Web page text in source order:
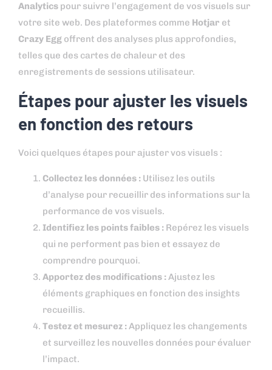
Analytics pour suivre l’engagement de vos visuels sur
votre site web. Des plateformes comme Hotjar et
Crazy Egg offrent des analyses plus approfondies,
telles que des cartes de chaleur et des
enregistrements de sessions utilisateur.
Étapes pour ajuster les visuels
en fonction des retours
Voici quelques étapes pour ajuster vos visuels :
Collectez les données : Utilisez les outils
d’analyse pour recueillir des informations sur la
performance de vos visuels.
Identifiez les points faibles : Repérez les visuels
qui ne performent pas bien et essayez de
comprendre pourquoi.
Apportez des modifications : Ajustez les
éléments graphiques en fonction des insights
recueillis.
Testez et mesurez : Appliquez les changements
et surveillez les nouvelles données pour évaluer
l’impact.